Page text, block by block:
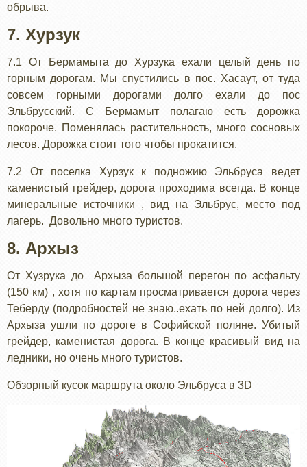
обрыва.
7. Хурзук
7.1 От Бермамыта до Хурзука ехали целый день по
горным дорогам. Мы спустились в пос. Хасаут, от туда
совсем горными дорогами долго ехали до пос
Эльбрусский. С Бермамыт полагаю есть дорожка
покороче. Поменялась растительность, много сосновых
лесов. Дорожка стоит того чтобы прокатится.
7.2 От поселка Хурзук к подножию Эльбруса ведет
каменистый грейдер, дорога проходима всегда. В конце
минеральные источники , вид на Эльбрус, место под
лагерь. Довольно много туристов.
8. Архыз
От Хузрука до Архыза большой перегон по асфальту
(150 км) , хотя по картам просматривается дорога через
Теберду (подробностей не знаю..ехать по ней долго). Из
Архыза ушли по дороге в Софийской поляне. Убитый
грейдер, каменистая дорога. В конце красивый вид на
ледники, но очень много туристов.
Обзорный кусок маршрута около Эльбруса в 3D